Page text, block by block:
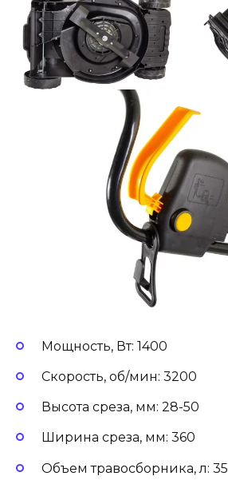
Мощность, Вт: 1400
Скорость, об/мин: 3200
Высота среза, мм: 28-50
Ширина среза, мм: 360
Объем травосборника, л: 35